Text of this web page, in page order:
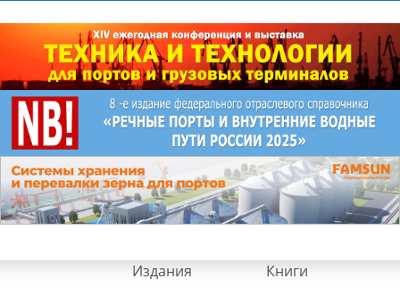
Издания
Книги